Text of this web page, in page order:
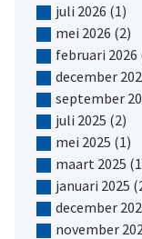
juli 2026 (1)
mei 2026 (2)
februari 2026
december
september
juli 2025 (2)
mei 2025 (1)
maart 2025
januari 2025
december
november